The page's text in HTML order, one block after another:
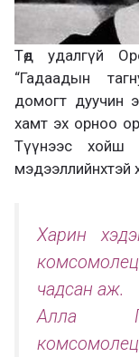
Төд удалгүй
“Гадаадын
домогт дуучин
хамт эх орноо
Түүнээс хойш
мэдээллийнхтэй
Харин
чадсан аж.
Алла